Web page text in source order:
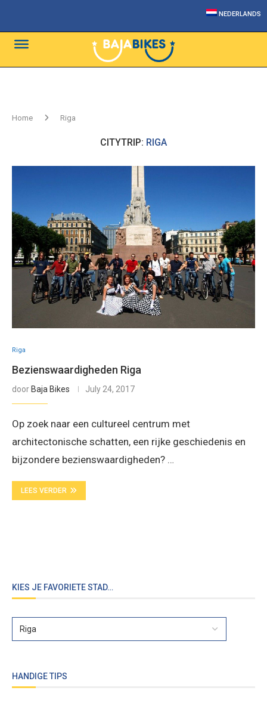
NEDERLANDS
Home Riga
CITYTRIP: RIGA
Riga
Bezienswaardigheden Riga
door Baja Bikes July 24, 2017
Op zoek naar een cultureel centrum met
architectonische schatten, een rijke geschiedenis en
bijzondere bezienswaardigheden? …
LEES VERDER
KIES JE FAVORIETE STAD…
HANDIGE TIPS